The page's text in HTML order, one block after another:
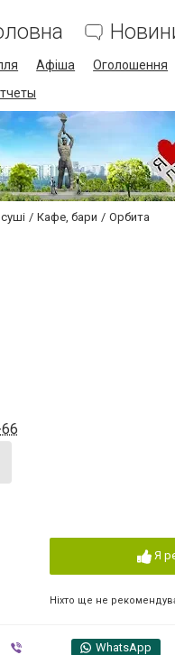
Афіша Оголошення
Кафе, бари Орбита
Я
Ніхто ще не
WhatsApp